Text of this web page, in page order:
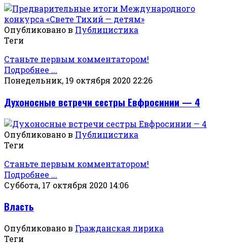
Опубликовано в Публицистика
Теги
Станьте первым комментатором!
Подробнее ...
Понедельник, 19 октября 2020 22:26
Духоносные встречи сестры Евфросинии — 4
Опубликовано в Публицистика
Теги
Станьте первым комментатором!
Подробнее ...
Суббота, 17 октября 2020 14:06
Власть
Опубликовано в Гражданская лирика
Теги